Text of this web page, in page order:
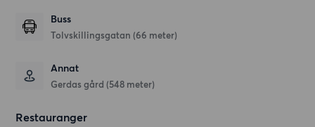
Buss
Tolvskillingsgatan (66 meter)
Annat
Gerdas gård (548 meter)
Restauranger